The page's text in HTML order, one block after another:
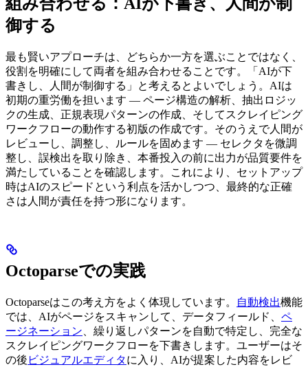
御する
最も賢いアプローチは、どちらか一方を選ぶことではなく、
役割を明確にして両者を組み合わせることです。「AIが下
書きし、人間が制御する」と考えるとよいでしょう。AIは
初期の重労働を担います — ページ構造の解析、抽出ロジッ
クの生成、正規表現パターンの作成、そしてスクレイピング
ワークフローの動作する初版の作成です。そのうえで人間が
レビューし、調整し、ルールを固めます — セレクタを微調
整し、誤検出を取り除き、本番投入の前に出力が品質要件を
満たしていることを確認します。これにより、セットアップ
時はAIのスピードという利点を活かしつつ、最終的な正確
さは人間が責任を持つ形になります。
Octoparseでの実践
Octoparseはこの考え方をよく体現しています。 自動検出機能
では、AIがページをスキャンして、データフィールド、 ペ
ージネーション 、繰り返しパターンを自動で特定し、完全な
スクレイピングワークフローを下書きします。ユーザーはそ
の後 ビジュアルエディタに入り、AIが提案した内容をレビ